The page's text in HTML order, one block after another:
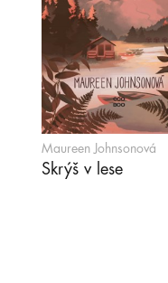
Maureen Johnsonová
Skrýš v lese